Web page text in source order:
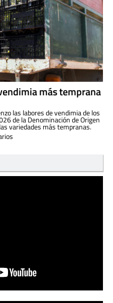
más temprana
las labores de vendimia de los
de la Denominación de Origen
variedades más tempranas.